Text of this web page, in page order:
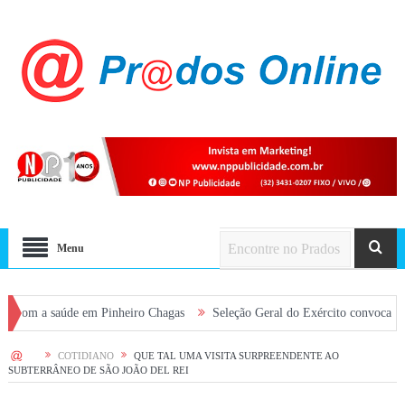
Menu
em Pinheiro Chagas Seleção Geral do Exército convoca jovens
HOME COTIDIANO
QUE TAL UMA VISITA SURPREENDENTE AO
SUBTERRÂNEO DE SÃO JOÃO DEL REI